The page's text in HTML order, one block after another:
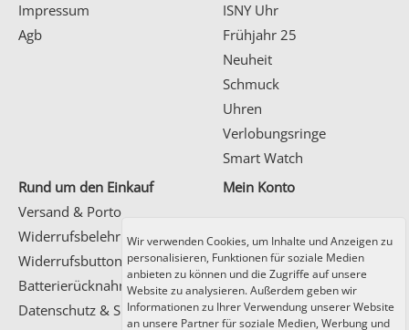
Wir verwenden Cookies, um Inhalte und Anzeigen zu
personalisieren, Funktionen für soziale Medien
anbieten zu können und die Zugriffe auf unsere
Website zu analysieren. Außerdem geben wir
Informationen zu Ihrer Verwendung unserer Website
an unsere Partner für soziale Medien, Werbung und
Impressum
Agb
ISNY Uhr
Frühjahr 25
Neuheit
Schmuck
Uhren
Verlobungsringe
Smart Watch
Rund um den Einkauf
Versand & Porto
Widerrufsbelehrung
Widerrufsbutton
Batterierücknahme
Datenschutz & Sicherheit
Mein Konto
Registrierung